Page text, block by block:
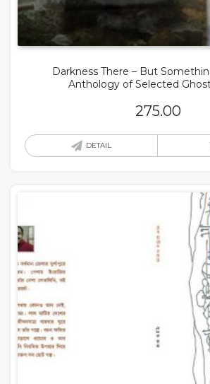
Darkness There – But
Anthology of Selected
275.00
DETAIL